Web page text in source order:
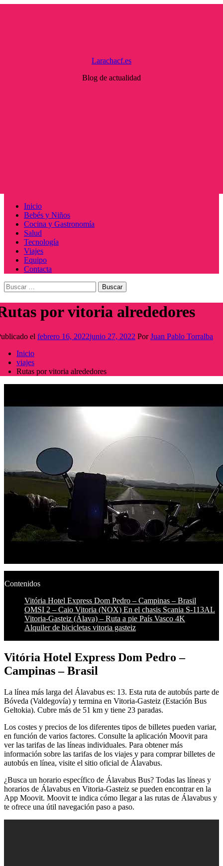
Larachacf.es
Blog de actualidad
Menú
principal
Inicio
Bebés y Niños
Cocina y Gastronomía
Salud
Tecnología
Viajes
Equipo
Contacta
Buscar:
por vitoria alrededores
el febrero 16, 2022junio 27, 2022 PorJuan Pablo Torralba
Inicio
viajes
Rutas por vitoria alrededores
Contenidos
Vitória Hotel Express Dom Pedro – Campinas – Brasil
OMSI 2 – Caio Vitoria (NOX) En el chasis Scania S-113AL
Vitoria-Gasteiz (Álava) – Ruta a pie País Vasco 4K
Alquiler de bicicletas vitoria gasteiz
Vitória Hotel Express Dom Pedro –
Campinas – Brasil
La línea más larga del Álavabus es: 13. Esta ruta de autobús parte de
Bóveda (Valdegovía) y termina en Vitoria-Gasteiz (Estación Bus
Geltokia). Cubre más de 51 km y tiene 23 paradas.
Los costes y precios de los diferentes tipos de billetes pueden variar,
en función de varios factores. Consulte la aplicación Moovit para
ver las tarifas de las líneas individuales. Para obtener más
información sobre las tarifas de los viajes y para comprar billetes de
autobús en línea, visite el sitio oficial de Álavabus.
¿Busca un horario específico de Álavabus Bus? Todas las líneas y
horarios de Álavabus en Vitoria-Gasteiz se pueden encontrar en la
App Moovit. Moovit te indica cómo llegar a las rutas de Álavabus y
te ofrece una útil navegación paso a paso.